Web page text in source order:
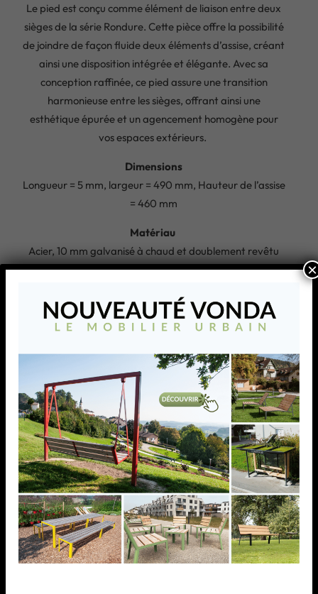
Le pied est conçu comme élément de liaison entre deux
sièges de la série Rondure. Cette pièce offre la possibilité
de joindre de façon fluide deux éléments d’assise, créant
ainsi une disposition intégrée et élégante. Avec sa
conception raffinée, ce pied assure une transition
harmonieuse entre les sièges, offrant ainsi une
esthétique épurée et un agencement homogène pour
vos espaces extérieurs.
Dimensions
Longueur = 5 mm, largeur = 490 mm, Hauteur de l’assise
= 460 mm
Matériau
Acier, 10 mm galvanisé à chaud et doublement revêtu
de poudre 120 µ
Disponible dans une teinte RAL au choix
Produits similaires
×